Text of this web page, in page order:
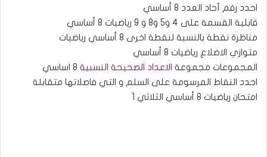
احدد رقم آحاد العدد 8 أساسي
قابلية القسمة على 4 و5 و8 و 9 رياضيات 8 أساسي
مناظرة نقطة بالنسبة لنقطة اخرى 8 أساسي رياضيات
متوازي الاضلاع رياضيات 8 أساسي
المجموعات مجموعة الاعداد الصحيحة النسبية
احدد النقاط المرسومة على السلم و التي فاصلاتها متقابلة
امتحان رياضيات 8 أساسي الثلاثي 1